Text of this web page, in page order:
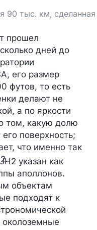
90 тыс. км, сделанная
прошел
дней до
его размер
футов, то есть
делают не
а по яркости
том, какую долю
поверхность;
что именно так
указан как
аполлонов.
объектам
подходят к